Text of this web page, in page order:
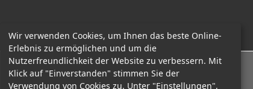
E-Mail: office@mcadvo.com
Wir verwenden Cookies, um Ihnen das beste Online-
Erlebnis zu ermöglichen und um die
Nutzerfreundlichkeit der Website zu verbessern. Mit
Klick auf "Einverstanden" stimmen Sie der
Verwendung von Cookies zu. Unter "Einstellungen",